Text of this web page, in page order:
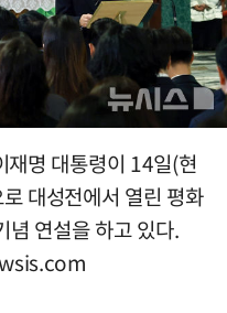
명 대통령이 14일(현
대성전에서 열린 평화
념 연설을 하고 있다.